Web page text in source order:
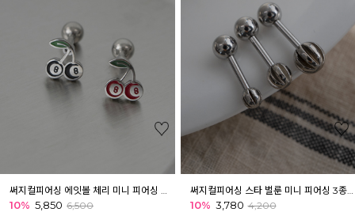
10% 5,850 6,500
써지컬피어싱 스타 벌룬 미니 피어싱 3종 이너컨츠 귓볼 귓바퀴
10% 3,780 4,200